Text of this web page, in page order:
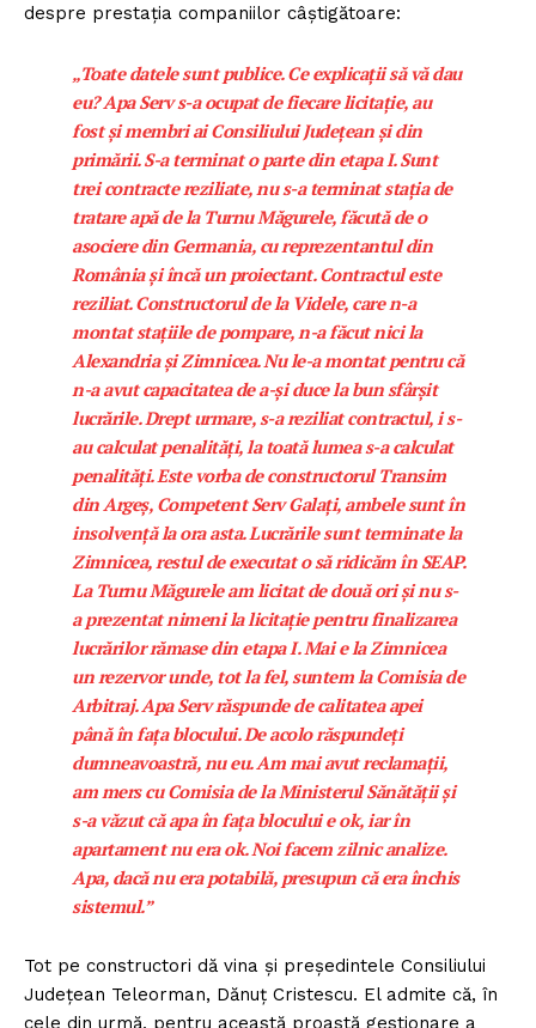
FREEDOM HOUSE ROMÂNIA
PRESShub
Despre noi / Echipa
Proiecte editoriale
Rețea
despre prestația companiilor câștigătoare:
„Toate datele sunt publice. Ce explicații să vă dau
eu? Apa Serv s-a ocupat de fiecare licitație, au
fost și membri ai Consiliului Județean și din
primării. S-a terminat o parte din etapa I. Sunt
trei contracte reziliate, nu s-a terminat stația de
tratare apă de la Turnu Măgurele, făcută de o
asociere din Germania, cu reprezentantul din
România și încă un proiectant. Contractul este
reziliat. Constructorul de la Videle, care n-a
montat stațiile de pompare, n-a făcut nici la
Alexandria și Zimnicea. Nu le-a montat pentru că
n-a avut capacitatea de a-și duce la bun sfârșit
lucrările. Drept urmare, s-a reziliat contractul, i s-
au calculat penalități, la toată lumea s-a calculat
penalități. Este vorba de constructorul Transim
din Argeș, Competent Serv Galați, ambele sunt în
insolvență la ora asta. Lucrările sunt terminate la
Zimnicea, restul de executat o să ridicăm în SEAP.
La Turnu Măgurele am licitat de două ori și nu s-
a prezentat nimeni la licitație pentru finalizarea
lucrărilor rămase din etapa I. Mai e la Zimnicea
un rezervor unde, tot la fel, suntem la Comisia de
Arbitraj. Apa Serv răspunde de calitatea apei
până în fața blocului. De acolo răspundeți
dumneavoastră, nu eu. Am mai avut reclamații,
am mers cu Comisia de la Ministerul Sănătății și
s-a văzut că apa în fața blocului e ok, iar în
apartament nu era ok. Noi facem zilnic analize.
Apa, dacă nu era potabilă, presupun că era închis
sistemul.”
Tot pe constructori dă vina și președintele Consiliului
Județean Teleorman, Dănuț Cristescu. El admite că, în